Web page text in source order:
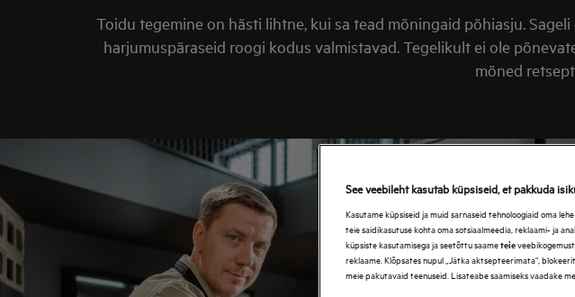
Toidu tegemine on hästi lihtne, kui sa tead mõningaid põhiasju.
harjumuspäraseid roogi kodus valmistavad. Tegelikult ei ole
mõned
See veebileht kasutab küpsiseid, et pakkuda
Kasutame küpsiseid ja muid sarnaseid tehnoloogiaid oma
teie saidikasutuse kohta oma sotsiaalmeedia, reklaami- ja
küpsiste kasutamisega ja seetõttu saameteie
reklaame. Klõpsates nupul „Jätka aktsepteerimata“,
meie pakutavaid teenuseid. Lisateabe saamiseks vaadake